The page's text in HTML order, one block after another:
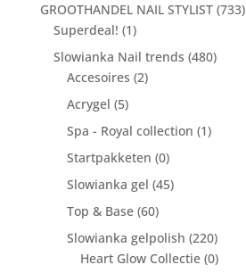
GROOTHANDEL NAIL STYLIST (733)
Superdeal! (1)
Slowianka Nail trends (480)
Accesoires (2)
Acrygel (5)
Spa - Royal collection (1)
Startpakketen (0)
Slowianka gel (45)
Top & Base (60)
Slowianka gelpolish (220)
Heart Glow Collectie (0)